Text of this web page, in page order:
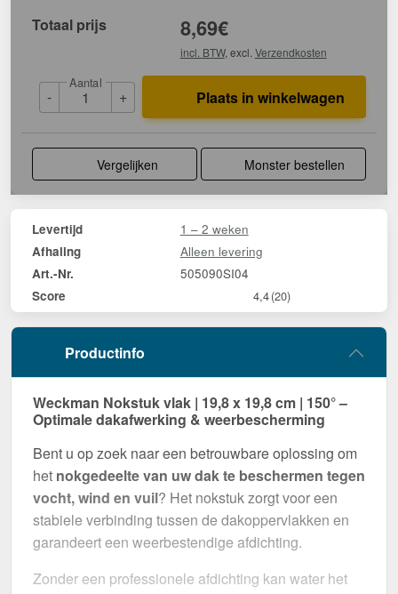
Totaal prijs 8,69€
incl. BTW, excl. Verzendkosten
-
Aantal
+ Plaats in winkelwagen
Vergelijken Monster bestellen
Levertijd 1 – 2 weken
Afhaling Alleen levering
Art.-Nr. 505090SI04
Score 4,4(20)
Productinfo
Weckman Nokstuk vlak | 19,8 x 19,8 cm | 150° –
Optimale dakafwerking & weerbescherming
Bent u op zoek naar een betrouwbare oplossing om
het nokgedeelte van uw dak te beschermen tegen
vocht, wind en vuil? Het nokstuk zorgt voor een
stabiele verbinding tussen de dakoppervlakken en
garandeert een weerbestendige afdichting.
Zonder een professionele afdichting kan water het